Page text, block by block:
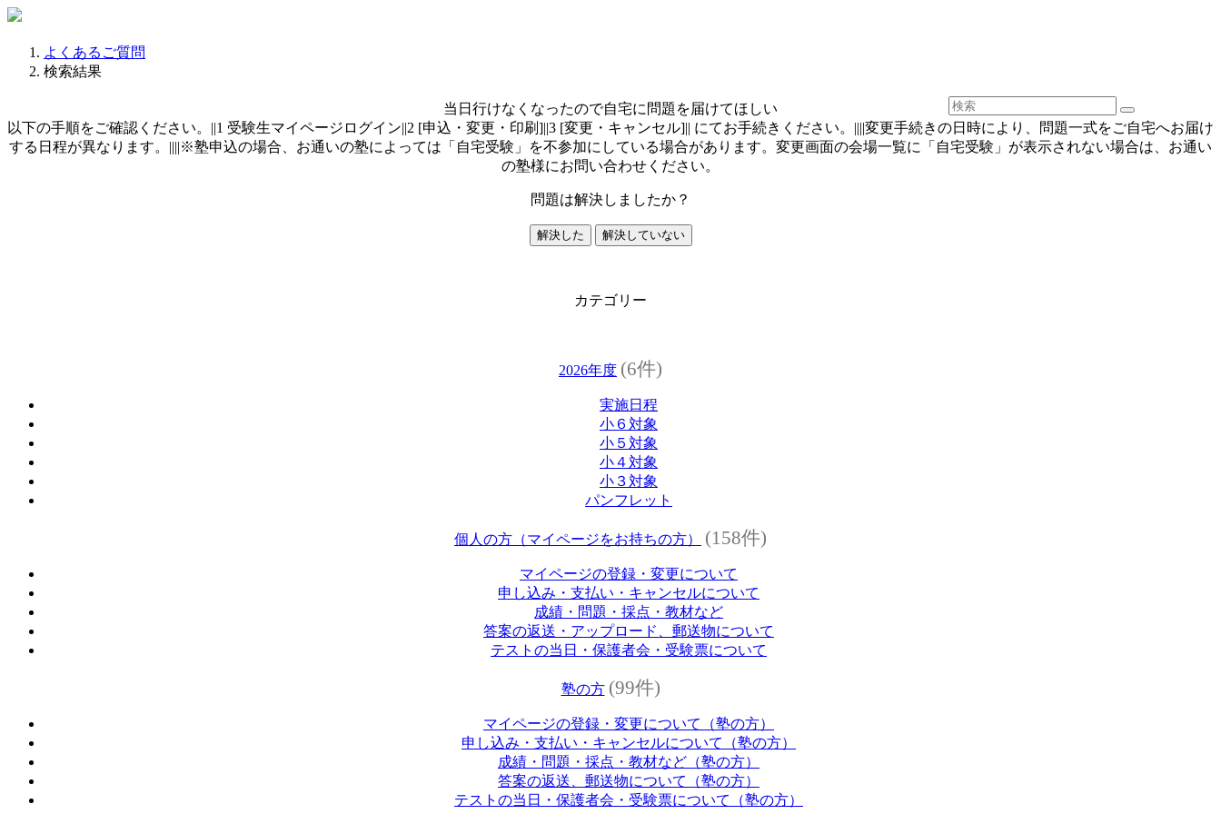
よくあるご質問
検索結果
当日行けなくなったので自宅に問題を届けてほしい
以下の手順をご確認ください。||1 受験生マイページログイン||2 [申込・変更・印刷]||3 [変更・キャンセル]|| にてお手続きください。||||変更手続きの日時により、問題一式をご自宅へお届け
する日程が異なります。||||※塾申込の場合、お通いの塾によっては「自宅受験」を不参加にしている場合があります。変更画面の会場一覧に「自宅受験」が表示されない場合は、お通い
の塾様にお問い合わせください。
問題は解決しましたか？
解決した 解決していない
カテゴリー
2026年度 (6件)
実施日程
小６対象
小５対象
小４対象
小３対象
パンフレット
個人の方（マイページをお持ちの方） (158件)
マイページの登録・変更について
申し込み・支払い・キャンセルについて
成績・問題・採点・教材など
答案の返送・アップロード、郵送物について
テストの当日・保護者会・受験票について
塾の方 (99件)
マイページの登録・変更について（塾の方）
申し込み・支払い・キャンセルについて（塾の方）
成績・問題・採点・教材など（塾の方）
答案の返送、郵送物について（塾の方）
テストの当日・保護者会・受験票について（塾の方）